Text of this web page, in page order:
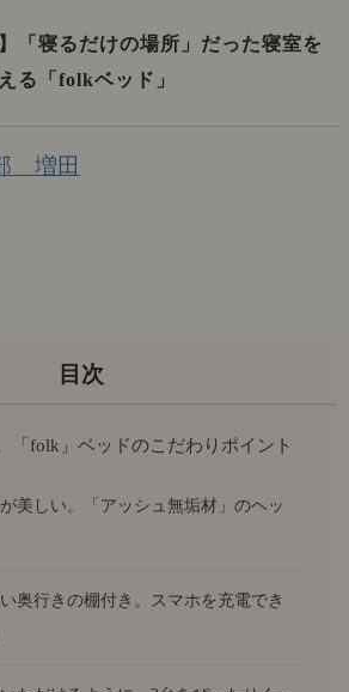
「寝るだけの場所」だった寝室を
る「folkベッド」
増田
「folk」ベッドのこだわりポイント
しい。「アッシュ無垢材」のヘッ
行きの棚付き。スマホを充電でき